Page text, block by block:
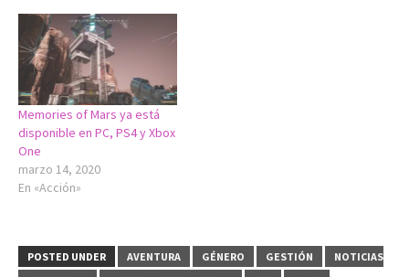
Memories of Mars ya está
disponible en PC, PS4 y Xbox
One
marzo 14, 2020
En «Acción»
POSTED UNDER AVENTURA GÉNERO GESTIÓN
NOTICIAS